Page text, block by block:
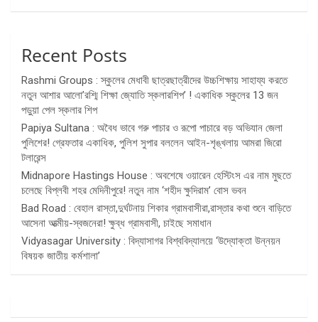
Recent Posts
Rashmi Groups : স্কুলের মেধাবী ছাত্রছাত্রীদের উচ্চশিক্ষায় সাহায্য করতে
নতুন আশার আলো’রশ্মি শিক্ষা জ্যোতি স্কলারশিপ’ ! একাধিক স্কুলের 13 জন
পড়ুয়া পেল স্কলার শিপ
Papiya Sultana : অবৈধ ভাবে গরু পাচার ও রূপো পাচারে বড় অভিযান জেলা
পুলিশের! গ্রেফতার একাধিক, পুলিশ সুপার বললেন আইন-শৃঙ্খলায় আমরা জিরো
টলারেন্স
Midnapore Hastings House : অবশেষে ওয়ারেন হেস্টিংস এর নাম মুছতে
চলেছে বিপ্লবী শহর মেদিনীপুরে! নতুন নাম ‘শহীদ ক্ষুদিরাম’ বোস ভবন
Bad Road : বেহাল রাস্তা,দুর্ঘটনায় শিকার গ্রামবাসীরা,রাস্তার কথা শুনে বাড়িতে
আসেনা আত্মীয়-স্বজনেরা! ক্ষুব্ধ গ্রামবাসী, চাইছে সমাধান
Vidyasagar University : বিদ্যাসাগর বিশ্ববিদ্যালয়ে ‘উদ্যোক্তা উন্নয়ন
বিষয়ক জাতীয় কর্মশালা’